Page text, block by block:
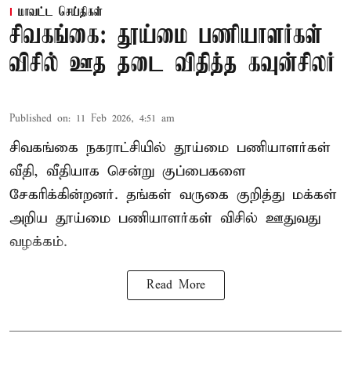
மாவட்ட செய்திகள்
சிவகங்கை: தூய்மை பணியாளர்கள்
விசில் ஊத தடை விதித்த கவுன்சிலர்
Published on: 11 Feb 2026, 4:51 am
சிவகங்கை நகராட்சியில் தூய்மை பணியாளர்கள்
வீதி, வீதியாக சென்று குப்பைகளை
சேகரிக்கின்றனர். தங்கள் வருகை குறித்து மக்கள்
அறிய தூய்மை பணியாளர்கள் விசில் ஊதுவது
வழக்கம்.
Read More